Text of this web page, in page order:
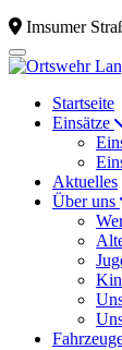
Imsumer
Startseite
Einsätze
Aktuelles
Über uns